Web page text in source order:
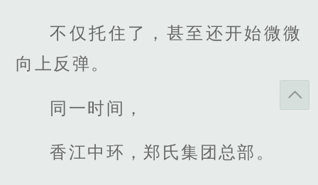
不仅托住了，甚至还开始微微
向上反弹。
同一时间，
香江中环，郑氏集团总部。